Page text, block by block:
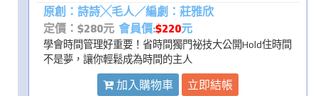
原創：詩詩╳毛人／編劇：莊雅欣
定價：$280元 會員價:$220元
學會時間管理好重要！省時間獨門祕技大公開Hold住時間
不是夢，讓你輕鬆成為時間的主人
加入購物車 立即結帳